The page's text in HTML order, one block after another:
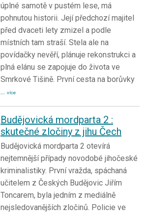
úplné samotě v pustém lese, má
pohnutou historii. Její předchozí majitel
před dvaceti lety zmizel a podle
místních tam straší. Stela ale na
povídačky nevěří, plánuje rekonstrukci a
plná elánu se zapojuje do života ve
Smrkové Tišině. První cesta na borůvky
... více
Budějovická mordparta 2 :
skutečné zločiny z jihu Čech
Budějovická mordparta 2 otevírá
nejtemnější případy novodobé jihočeské
kriminalistiky. První vražda, spáchaná
učitelem z Českých Budějovic Jiřím
Toncarem, byla jedním z mediálně
nejsledovanějších zločinů. Policie ve